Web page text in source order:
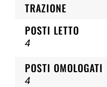
TRAZIONE
POSTI LETTO
4
POSTI OMOLOGATI
4